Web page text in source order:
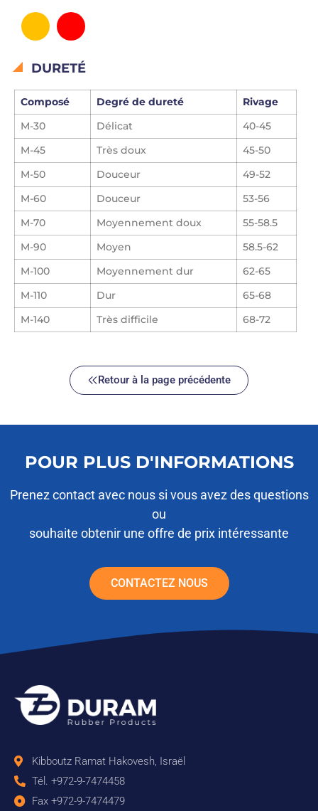
DURETÉ
Composé Degré de dureté
Rivage
M-30
Délicat
40-45
M-45
Très doux
45-50
M-50
Douceur
49-52
M-60
Douceur
53-56
M-70
Moyennement doux
55-58.5
M-90
Moyen
58.5-62
M-100
Moyennement dur
62-65
M-110
Dur
65-68
M-140
Très difficile 68-72
Retour à la page précédente
POUR PLUS D'INFORMATIONS
Prenez contact avec nous si vous avez des questions
ou
souhaite obtenir une offre de prix intéressante
CONTACTEZ NOUS
Kibboutz Ramat Hakovesh, Israël
Tél. +972-9-7474458
Fax +972-9-7474479